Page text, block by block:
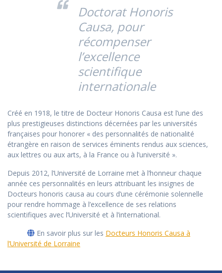
Doctorat Honoris
Causa, pour
récompenser
l’excellence
scientifique
internationale
Créé en 1918, le titre de Docteur Honoris Causa est l’une des
plus prestigieuses distinctions décernées par les universités
françaises pour honorer « des personnalités de nationalité
étrangère en raison de services éminents rendus aux sciences,
aux lettres ou aux arts, à la France ou à l’université ».
Depuis 2012, l’Université de Lorraine met à l’honneur chaque
année ces personnalités en leurs attribuant les insignes de
Docteurs honoris causa au cours d’une cérémonie solennelle
pour rendre hommage à l’excellence de ses relations
scientifiques avec l’Université et à l’international.
En savoir plus sur les Docteurs Honoris Causa à
l’Université de Lorraine